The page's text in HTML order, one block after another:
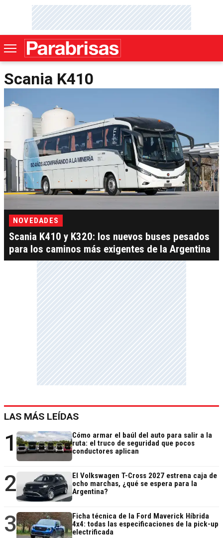
Scania K410
NOVEDADES
Scania K410 y K320: los nuevos buses pesados
para los caminos más exigentes de la Argentina
LAS MÁS LEÍDAS
1
Cómo armar el baúl del auto para salir a la
ruta: el truco de seguridad que pocos
conductores aplican
2
El Volkswagen T-Cross 2027 estrena caja de
ocho marchas, ¿qué se espera para la
Argentina?
3
Ficha técnica de la Ford Maverick Híbrida
4x4: todas las especificaciones de la pick-up
electrificada